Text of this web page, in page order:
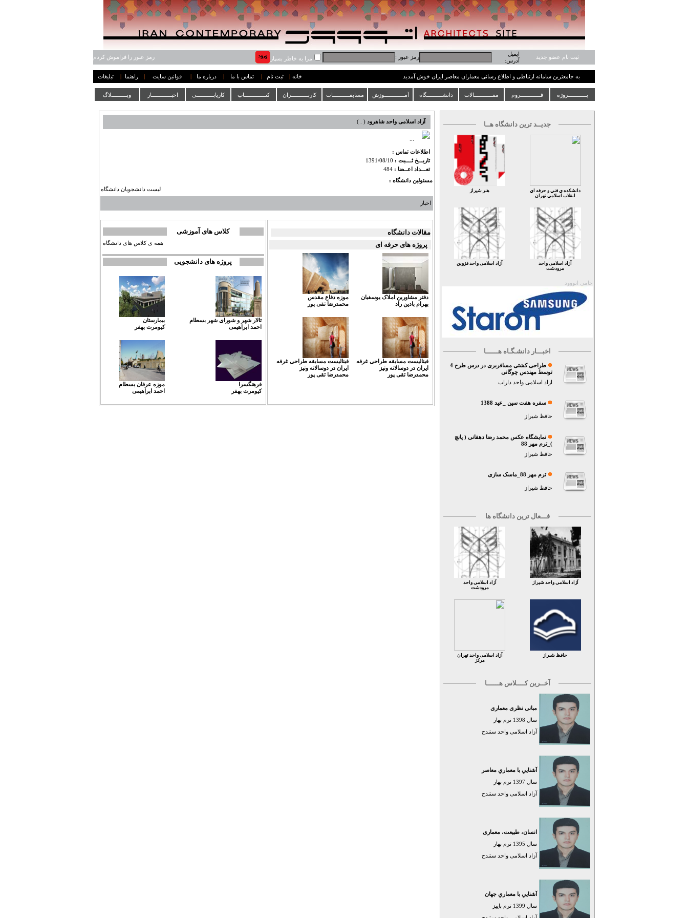
ثبت نام عضو جدید
ایمیل
آدرس:
رمز عبور : مرا به خاطر بسپار رمز عبور را فراموش کردم
به جامعترین سامانه ارتباطی و اطلاع رسانی معماران معاصر ایران خوش آمدید خانه ثبت نام تماس با ما درباره ما قوانین سایت راهنما تبلیغات
پــــــــــــروژه فـــــــــــــروم مقــــــــــــالات دانشــــــــــگاه آمـــــــــــــوزش مسابقـــــــــــات کاربـــــــــــران کتــــــــــــــاب کاریابـــــــــــی اخبـــــــــــــار وبــــــــــلاگ
جدیــد ترین دانشگاه هــا
دانشکده ي فني و حرفه اي
انقلاب اسلامي تهران
هنر شیراز
آزاد اسلامی واحد
مرودشت
آزاد اسلامی واحد قزوین
حامی اتووود
اخبـــار دانشـگـاه هــــــا
طراحی کشتی مسافربری در درس طرح 4
توسط مهندس چوگانی
ازاد اسلامی واحد داراب
سفره هفت سین _عید 1388
حافظ شیراز
نمایشگاه عکس محمد رضا دهقانی ( پانچ
)_ترم مهر 88
حافظ شیراز
ترم مهر 88_ماسک سازی
حافظ شیراز
فـــعال ترین دانشگاه ها
آزاد اسلامی واحد شیراز
آزاد اسلامی واحد
مرودشت
حافظ شیراز
آزاد اسلامی واحد تهران
مرکز
آخــرین کــــلاس هــــــا
مبانی نظری معماری
سال 1398 ترم بهار
آزاد اسلامی واحد سنندج
آشنايي با معماري معاصر
سال 1397 ترم بهار
آزاد اسلامی واحد سنندج
انسان، طبیعت، معماری
سال 1395 ترم بهار
آزاد اسلامی واحد سنندج
آشنايي با معماري جهان
سال 1399 ترم پاييز
آزاد اسلامی واحد شاهرود (
)
اطلاعات تماس :
تاریـــخ ثــــبت : 1391/08/10
تعـــداد اعــضا :484
مسئولین دانشگاه :
لیست دانشجویان دانشگاه
اخبار
مقالات دانشگاه
پروژه های حرفه ای
دفتر مشاورین املاک یوسفیان
بهرام بادین راد
موزه دفاع مقدس
محمدرضا تقی پور
فینالیست مسابقه طراحی غرفه
ایران در دوسالانه ونیز
محمدرضا تقی پور
فینالیست مسابقه طراحی غرفه
ایران در دوسالانه ونیز
محمدرضا تقی پور
کلاس های آموزشی
همه ی کلاس های دانشگاه
پروژه های دانشجویی
تالار شهر و شورای شهر بسطام
احمد ابراهیمی
بیمارستان
کیومرث بهفر
فرهنگسرا
کیومرث بهفر
موزه عرفان بسطام
احمد ابراهیمی